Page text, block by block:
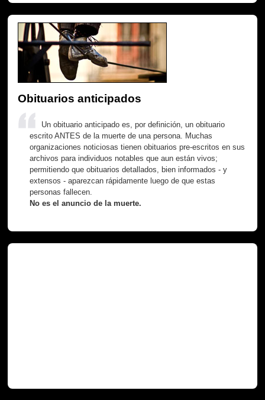
Obituarios anticipados
Un obituario anticipado es, por definición, un obituario
escrito ANTES de la muerte de una persona. Muchas
organizaciones noticiosas tienen obituarios pre-escritos en sus
archivos para individuos notables que aun están vivos;
permitiendo que obituarios detallados, bien informados - y
extensos - aparezcan rápidamente luego de que estas
personas fallecen.
No es el anuncio de la muerte.